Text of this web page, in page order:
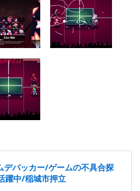
デバッカー/ゲームの不具合探
躍中/稲城市押立